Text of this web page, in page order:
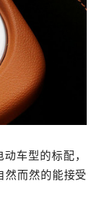
车型的标配，
而然的能接受